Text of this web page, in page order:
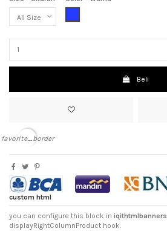
Beli
favorite_border
custom html
you can configure this block in iqithtmlbanners
displayRightColumnProduct hook.